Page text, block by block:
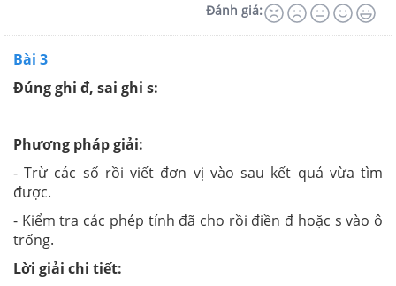
Đánh giá:
Bài 3
Đúng ghi đ, sai ghi s:
Phương pháp giải:
- Trừ các số rồi viết đơn vị vào sau kết quả vừa tìm
được.
- Kiểm tra các phép tính đã cho rồi điền đ hoặc s vào ô
trống.
Lời giải chi tiết: